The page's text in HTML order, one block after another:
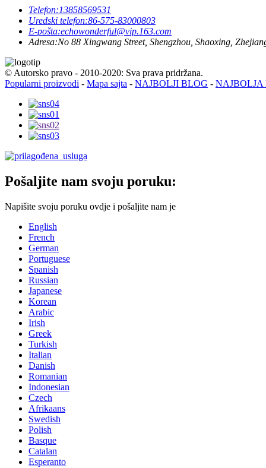
Telefon:13858569531
Uredski telefon:86-575-83000803
E-pošta:echowonderful@vip.163.com
Adresa:No 88 Xingwang Street, Shengzhou, Shaoxing,
© Autorsko pravo - 2010-2020: Sva prava pridržana.
Popularni proizvodi - Mapa sajta - NAJBOLJI BLOG - NAJBOLJA
Pošaljite nam svoju poruku:
Napišite svoju poruku ovdje i pošaljite nam je
English
French
German
Portuguese
Spanish
Russian
Japanese
Korean
Arabic
Irish
Greek
Turkish
Italian
Danish
Romanian
Indonesian
Czech
Afrikaans
Swedish
Polish
Basque
Catalan
Esperanto